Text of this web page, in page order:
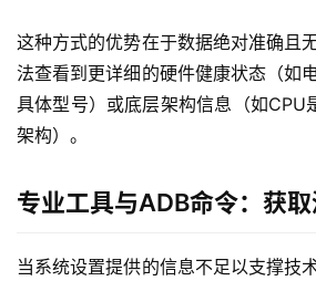
这种方式的优势在于数据绝对准确且
法查看到更详细的硬件健康状态（如
具体型号）或底层架构信息（如CPU
架构）。
专业工具与ADB命令：获
当系统设置提供的信息不足以支撑技